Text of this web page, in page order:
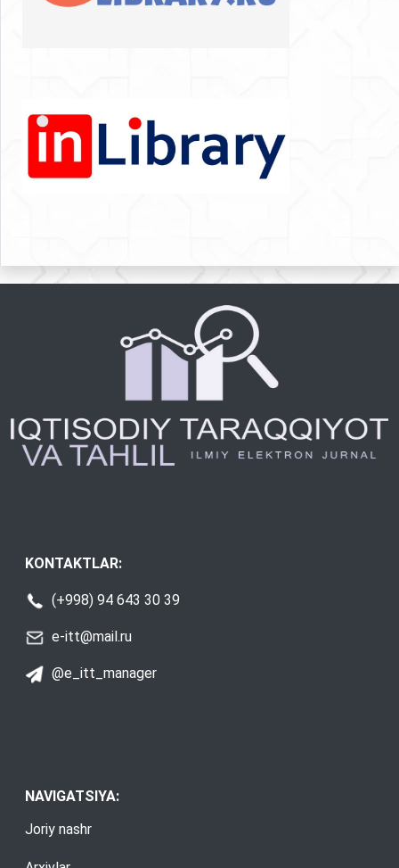
KONTAKTLAR:
(+998) 94 643 30 39
e-itt@mail.ru
@e_itt_manager
NAVIGATSIYA:
Joriy nashr